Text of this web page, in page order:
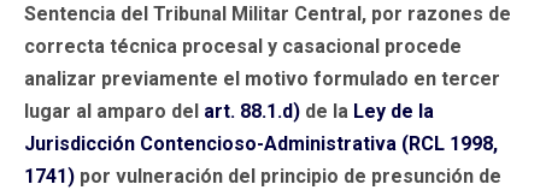
Sentencia del Tribunal Militar Central, por razones de
correcta técnica procesal y casacional procede
analizar previamente el motivo formulado en tercer
lugar al amparo del art. 88.1.d) de la Ley de la
Jurisdicción Contencioso-Administrativa (RCL 1998,
1741) por vulneración del principio de presunción de